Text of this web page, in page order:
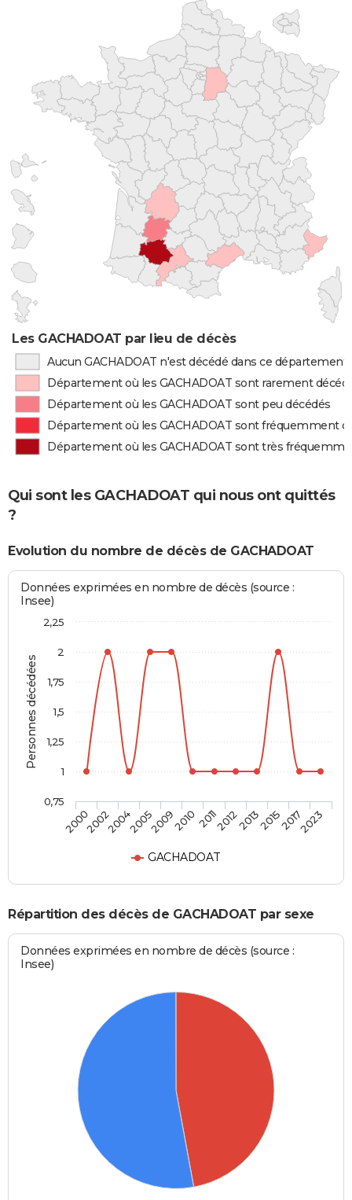
Les GACHADOAT par lieu de décès
Aucun GACHADOAT n'est décédé dans ce département
Département où les GACHADOAT sont rarement
Département où les GACHADOAT sont peu décédés
Département où les GACHADOAT sont fréquemment
Département où les GACHADOAT sont très
Qui sont les GACHADOAT qui nous ont quittés
?
Evolution du nombre de décès de GACHADOAT
Personnes décédées
Données exprimées en nombre de décès (source :
Insee)
GACHADOAT
200020022004200520092010 201120122013201520172023
0,75
1
1,25
1,5
1,75
2
2,25
Répartition des décès de GACHADOAT par sexe
Données exprimées en nombre de décès (source :
Insee)